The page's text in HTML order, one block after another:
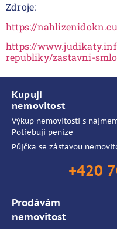
Zdroje:
https://
https://
republiky/zastavni-
Kupuji
nemovitost
Výkup nemovitosti s
Potřebuji peníze
Půjčka se zástavou
+420
Prodávám
nemovitost